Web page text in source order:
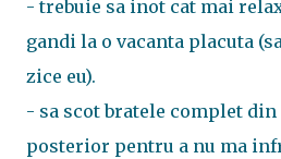
- trebuie sa inot cat mai
gandi la o vacanta placuta
zice eu).
- sa scot bratele complet din
posterior pentru a nu ma